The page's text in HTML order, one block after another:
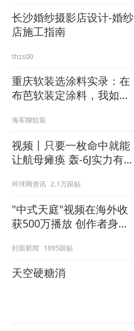
长沙婚纱摄影店设计-婚纱
店施工指南
thzs00
重庆软装选涂料实录：在
布芭软装定涂料，我如何
海军聊软装
视频丨只要一枚命中就能
让航母瘫痪 轰-6J实力有多
环球网资讯 2.1万跟贴
"中式天庭"视频在海外收
获500万播放 创作者身份
封面新闻 1895跟贴
天空硬糖消